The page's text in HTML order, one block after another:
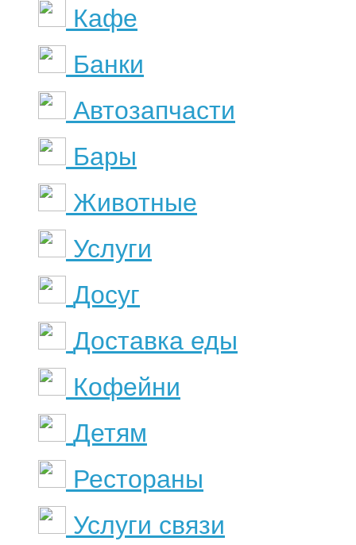
Кафе
Банки
Автозапчасти
Бары
Животные
Услуги
Досуг
Доставка еды
Кофейни
Детям
Рестораны
Услуги связи